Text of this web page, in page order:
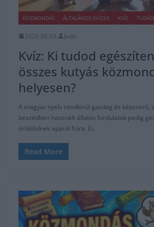
KÖZMONDÁS ÁLTALÁNOS KVÍZEK KVÍZ
2026.06.03. Judit
Kvíz: Ki tudod
összes kutyás
helyesen?
A magyar nyelv rendkívül gazdag és képszerű,
beszédben használt állatos fordulatok pedig
öröklődnek apáról fiúra. Ez
Read More